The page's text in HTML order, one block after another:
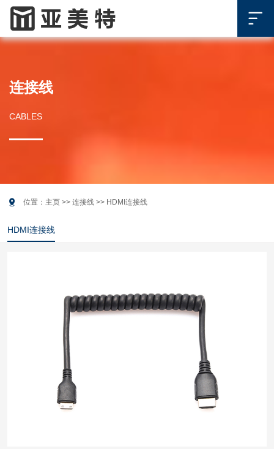

连接线
CABLES
HDMI连接线
 位置： 主页 >> 连接线 >> HDMI连接线